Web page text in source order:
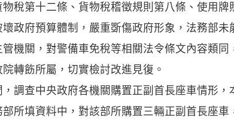
稅第十二條、貨物稅稽徵規則第八條、使用牌
政府預算體制，嚴重斲傷政府形象，法務部未
機關，對警備車免稅等相關法令條文內容類同
轉飭所屬，切實檢討改進見復。
查中央政府各機關購置正副首長座車情形，
所填資料中，對該部所購置三輛正副首長座車